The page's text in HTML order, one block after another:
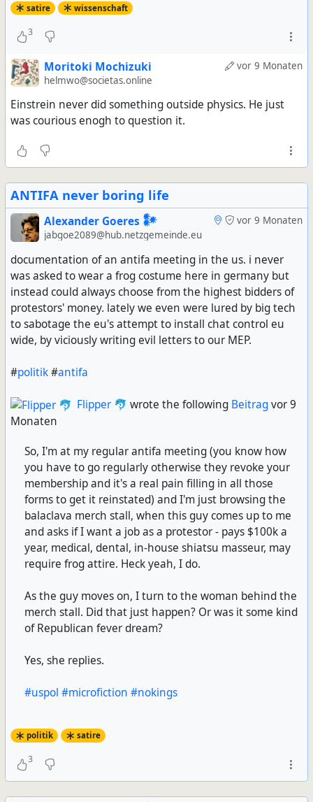
satire wissenschaft
3
vor 9 Monaten
Moritoki Mochizuki
helmwo@societas.online
Einstrein never did something outside physics. He just
was courious enogh to question it.
ANTIFA never boring life
vor 9 Monaten
Alexander Goeres 𒀯
jabgoe2089@hub.netzgemeinde.eu
documentation of an antifa meeting in the us. i never
was asked to wear a frog costume here in germany but
instead could always choose from the highest bidders of
protestors' money. lately we even were lured by big tech
to sabotage the eu's attempt to install chat control eu
wide, by viciously writing evil letters to our MEP.
#politik#antifa
Flipper 🐬 wrote the following Beitragvor 9
Monaten
So, I'm at my regular antifa meeting (you know how
you have to go regularly otherwise they revoke your
membership and it's a real pain filling in all those
forms to get it reinstated) and I'm just browsing the
balaclava merch stall, when this guy comes up to me
and asks if I want a job as a protestor - pays $100k a
year, medical, dental, in-house shiatsu masseur, may
require frog attire. Heck yeah, I do.
As the guy moves on, I turn to the woman behind the
merch stall. Did that just happen? Or was it some kind
of Republican fever dream?
Yes, she replies.
#uspol #microfiction #nokings
politik satire
3